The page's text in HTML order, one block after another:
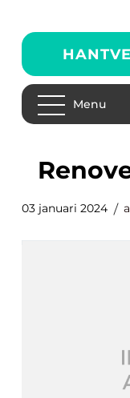
Menu
03 januari 2024